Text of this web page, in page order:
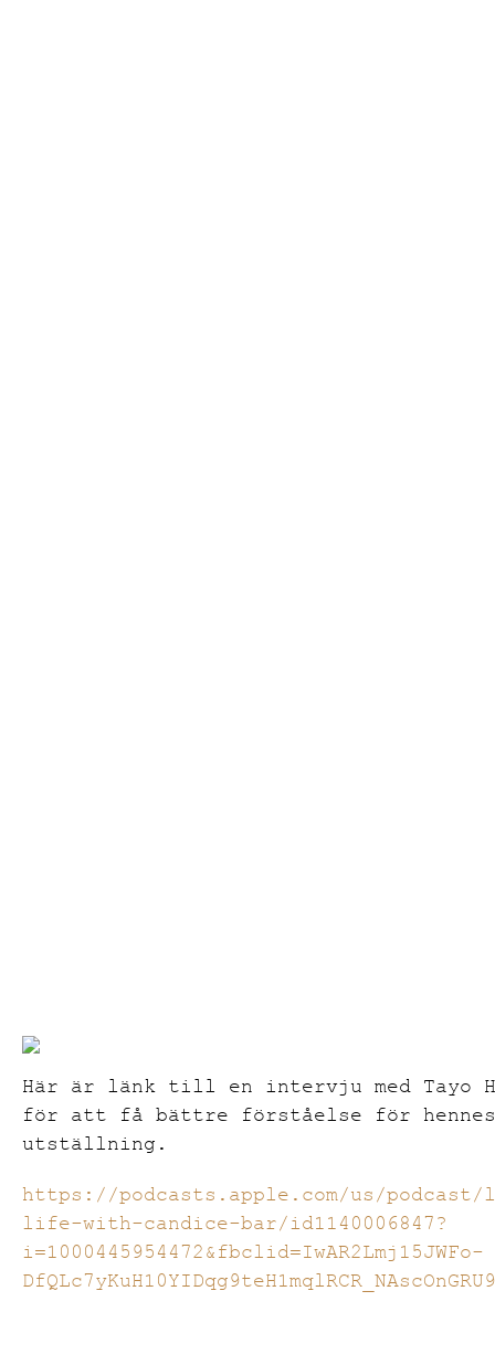
Här är länk till en intervju med Tayo
för att få bättre förståelse för hennes
utställning.
https://podcasts.apple.com/us/podcast/
life-with-candice-bar/id1140006847?
i=1000445954472&fbclid=IwAR2Lmj15JWFo-